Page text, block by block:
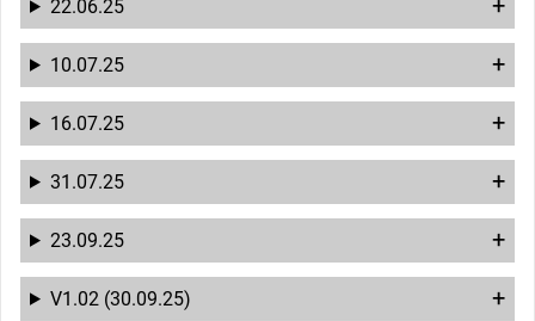
22.06.25
10.07.25
16.07.25
31.07.25
23.09.25
V1.02 (30.09.25)